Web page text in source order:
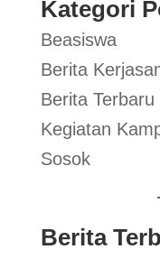
Kategori
Beasiswa
Berita
Berita Terbaru
Kegiatan
Sosok
Berita